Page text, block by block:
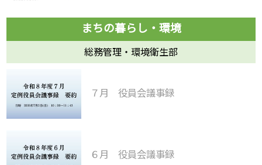
総務管理・環境衛生部
７月 役員会議事録
６月 役員会議事録